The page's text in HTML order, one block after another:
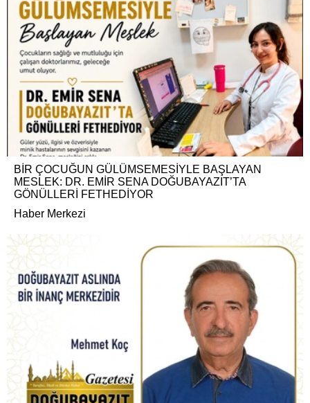
BİR ÇOCUĞUN GÜLÜMSEMESİYLE BAŞLAYAN
MESLEK: DR. EMİR SENA DOĞUBAYAZIT’TA
GÖNÜLLERİ FETHEDİYOR
Haber Merkezi